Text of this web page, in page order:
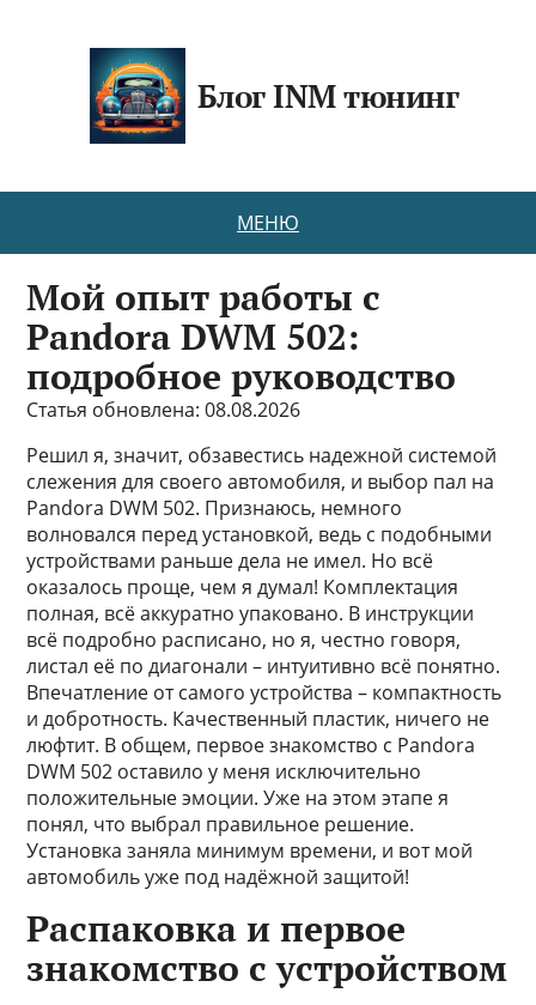
Блог INM тюнинг
МЕНЮ
Мой опыт работы с
Pandora DWM 502:
подробное руководство
Статья обновлена: 08.08.2026
Решил я, значит, обзавестись надежной системой
слежения для своего автомобиля, и выбор пал на
Pandora DWM 502. Признаюсь, немного
волновался перед установкой, ведь с подобными
устройствами раньше дела не имел. Но всё
оказалось проще, чем я думал! Комплектация
полная, всё аккуратно упаковано. В инструкции
всё подробно расписано, но я, честно говоря,
листал её по диагонали – интуитивно всё понятно.
Впечатление от самого устройства – компактность
и добротность. Качественный пластик, ничего не
люфтит. В общем, первое знакомство с Pandora
DWM 502 оставило у меня исключительно
положительные эмоции. Уже на этом этапе я
понял, что выбрал правильное решение.
Установка заняла минимум времени, и вот мой
автомобиль уже под надёжной защитой!
Распаковка и первое
знакомство с устройством